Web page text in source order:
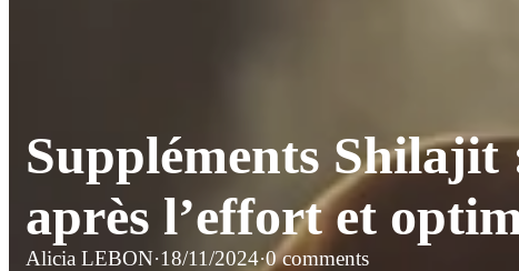
Suppléments
après l’effort et
Alicia LEBON·18/11/2024·0 comments